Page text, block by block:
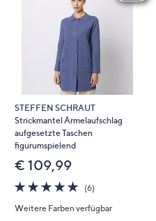
STEFFEN SCHRAUT
Strickmantel Ärmelaufschlag
aufgesetzte Taschen
figurumspielend
€ 109,99
5.0
von
5
(6)6
Weitere Farben verfügbar